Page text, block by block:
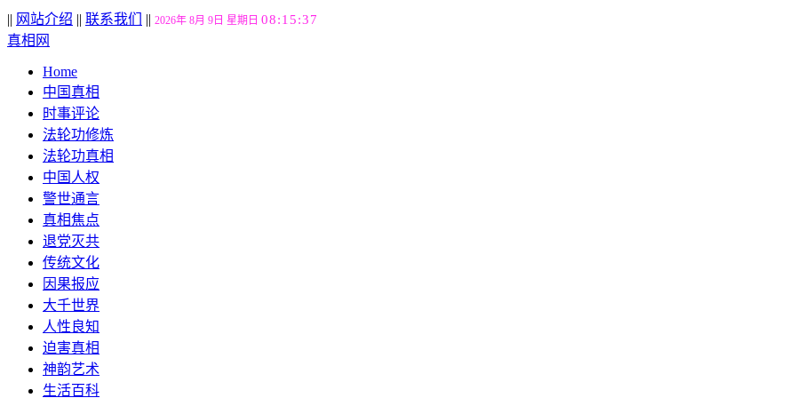
|| 网站介绍 || 联系我们 || 2026年 8月 9日 星期日 08:15:38
真相网
Home
中国真相
时事评论
法轮功修炼
法轮功真相
中国人权
警世通言
真相焦点
退党灭共
传统文化
因果报应
大千世界
人性良知
迫害真相
神韵艺术
生活百科